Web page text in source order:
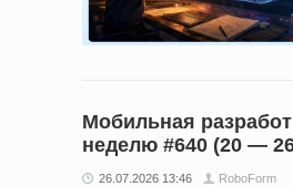
Мобильная
неделю #640 (20 —
26.07.2026 13:46 RoboForm